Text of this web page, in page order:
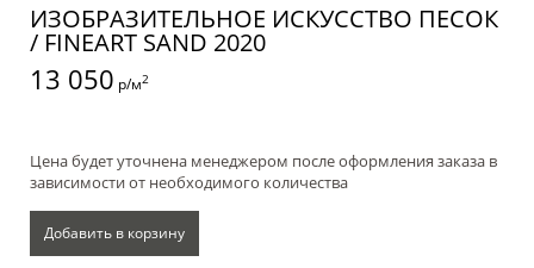
ИЗОБРАЗИТЕЛЬНОЕ ИСКУССТВО ПЕСОК
/ FINEART SAND 2020
13 050 р/м2
Цена будет уточнена менеджером после оформления заказа в
зависимости от необходимого количества
Добавить в корзину